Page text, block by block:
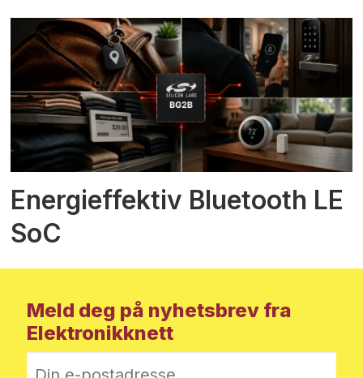
Energieffektiv Bluetooth LE
SoC
Meld deg på nyhetsbrev fra
Elektronikknett